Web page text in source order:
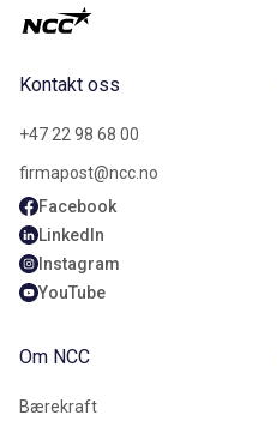
Kontakt oss
+47 22 98 68 00
firmapost@ncc.no
Facebook
LinkedIn
Instagram
YouTube
Om NCC
Bærekraft